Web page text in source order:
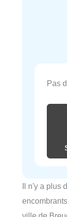
Pas
Il n'y a plus